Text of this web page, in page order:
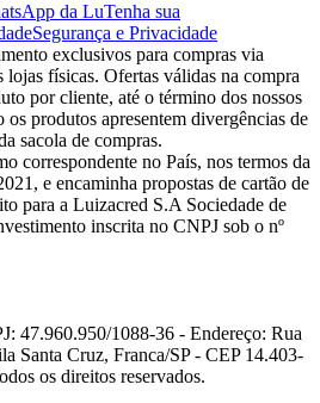
da LuTenha sua
Segurança e Privacidade
exclusivos para compras via
físicas. Ofertas válidas na compra
por cliente, até o término dos nossos
os produtos apresentem divergências de
sacola de compras.
correspondente no País, nos termos da
e encaminha propostas de cartão de
para a Luizacred S.A Sociedade de
inscrita no CNPJ sob o nº
47.960.950/1088-36 - Endereço: Rua
Santa Cruz, Franca/SP - CEP 14.403-
os direitos reservados.